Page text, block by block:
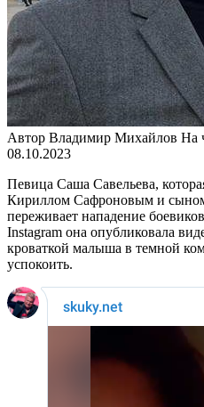
Автор Владимир Михайлов На
08.10.2023
Певица Саша Савельева,
Кириллом Сафроновым и сыном
переживает нападение
Instagram она опубликовала
кроваткой малыша в темной
успокоить.